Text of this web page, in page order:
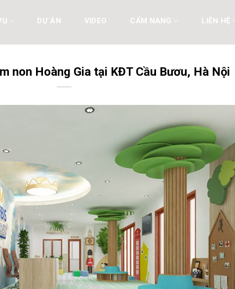
DỰ ÁN VIDEO CẨM NANG LIÊN HỆ
non Hoàng Gia tại KĐT Cầu Bươu, Hà Nội